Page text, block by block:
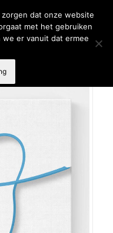
dat onze website
met het gebruiken
er vanuit dat ermee